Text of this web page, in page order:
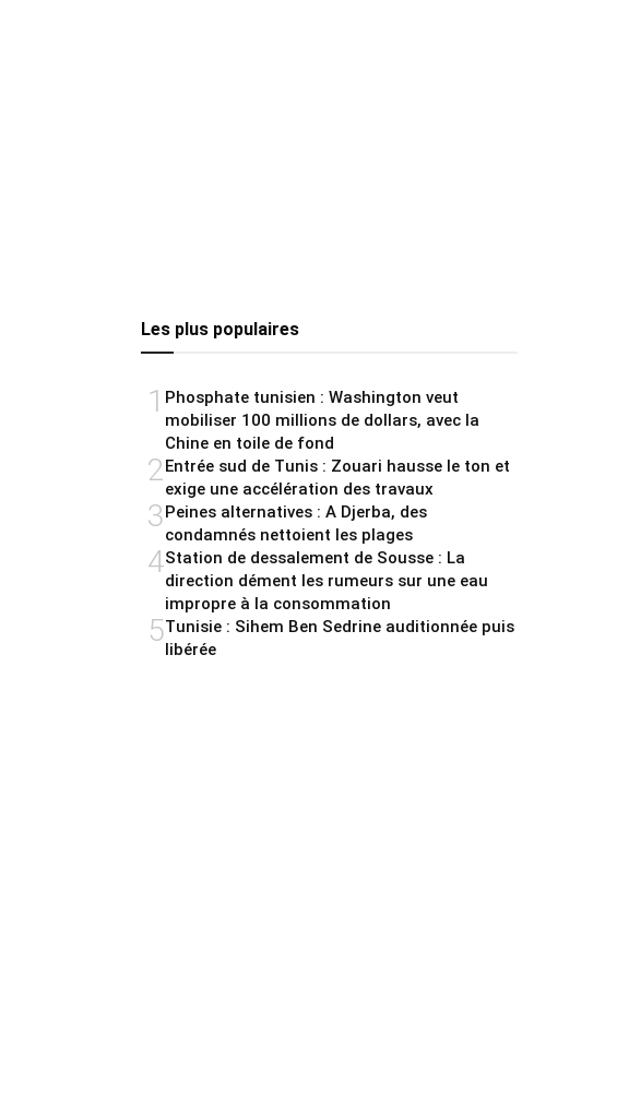
Les plus populaires
1 Phosphate tunisien : Washington veut
mobiliser 100 millions de dollars, avec la
Chine en toile de fond
2Entrée sud de Tunis : Zouari hausse le ton et
exige une accélération des travaux
3Peines alternatives : A Djerba, des
condamnés nettoient les plages
4Station de dessalement de Sousse : La
direction dément les rumeurs sur une eau
impropre à la consommation
5Tunisie : Sihem Ben Sedrine auditionnée puis
libérée